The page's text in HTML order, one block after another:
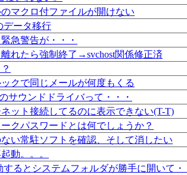
マクロ付ファイルが開けない
データ移行
急警告が・・・
れたら強制終了→svchost関係修正済
クで同じメールが何度もくる
サウンドドライバって・・・
ット接続してるのに表示できない(T-T)
クパスワードとは何でしょうか？
ない常駐ソフトを確認、そして消したい
動。。。
するとシステムフォルダが勝手に開いて・